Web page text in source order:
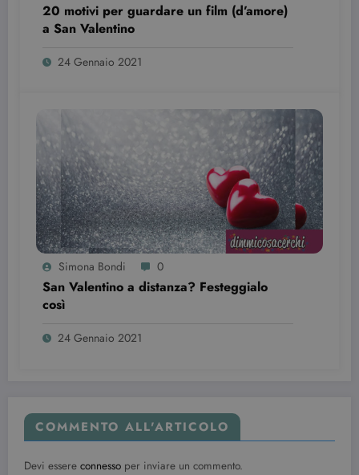
20 motivi per guardare un film (d’amore)
a San Valentino
24 Gennaio 2021
Simona Bondi 0
San Valentino a distanza? Festeggialo
così
24 Gennaio 2021
COMMENTO ALL'ARTICOLO
Devi essere connesso per inviare un commento.
versione
di Youtube.
YSC
.youtube.com
Sessione
Questo
cookie è
impostato da
YouTube per
tenere traccia
delle
dei video
incorporati.